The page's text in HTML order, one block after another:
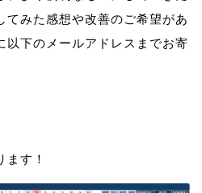
てみた感想や改善のご希望があ
以下のメールアドレスまでお寄
ます！